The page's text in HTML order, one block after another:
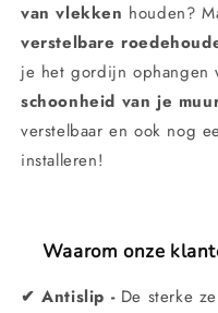
van vlekken houden?
verstelbare
je het gordijn ophangen
schoonheid van je
verstelbaar en ook nog
installeren!
Waarom onze
✔ Antislip -De sterke